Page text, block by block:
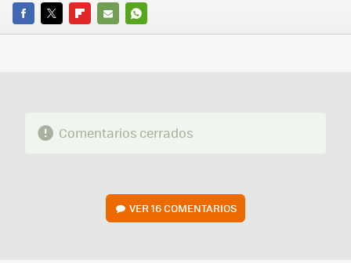
FACEBOOK
TWITTERFLIPBOARD
E-
WHATSAPP
Comentarios cerrados
VER16 COMENTARIOS